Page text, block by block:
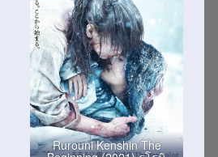
Rurouni Kenshin The